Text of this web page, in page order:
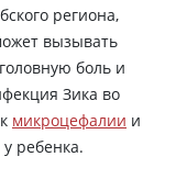
региона,
вызывать
боль и
Зика во
микроцефалии и
ребенка.